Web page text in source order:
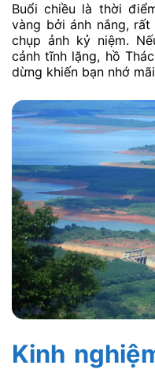
Buổi chiều là thời
vàng bởi ánh nắng,
chụp ảnh kỷ niệm.
cảnh tĩnh lặng, hồ
dừng khiến bạn nhớ
Kinh